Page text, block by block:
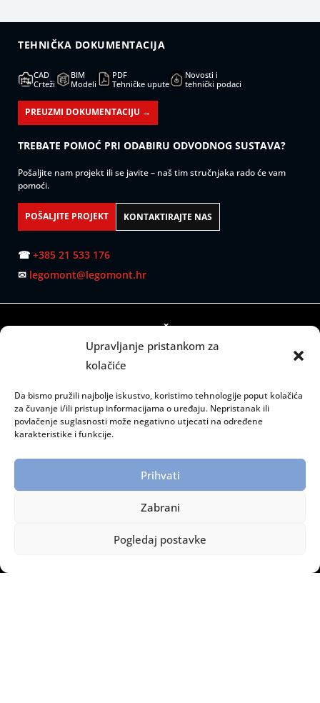
Upravljanje pristankom za
kolačiće
Da bismo pružili najbolje iskustvo, koristimo tehnologije poput kolačića
za čuvanje i/ili pristup informacijama o uređaju. Nepristanak ili
povlačenje suglasnosti može negativno utjecati na određene
karakteristike i funkcije.
Prihvati
Zabrani
Pogledaj postavke
TEHNIČKA DOKUMENTACIJA
CAD
Crteži
BIM
Modeli
PDF
Tehničke upute
Novosti i
tehnički podaci
PREUZMI DOKUMENTACIJU →
TREBATE POMOĆ PRI ODABIRU ODVODNOG SUSTAVA?
Pošaljite nam projekt ili se javite – naš tim stručnjaka rado će vam
pomoći.
POŠALJITE PROJEKT KONTAKTIRAJTE NAS
☎ +385 21 533 176
✉ legomont@legomont.hr
SJEDIŠTE:
Mažuranićevo šetalište 53
RADNO VRIJEME:
Ponedjeljak – petak: 08:00 do 15:00 sati
Zaštita privatnosti